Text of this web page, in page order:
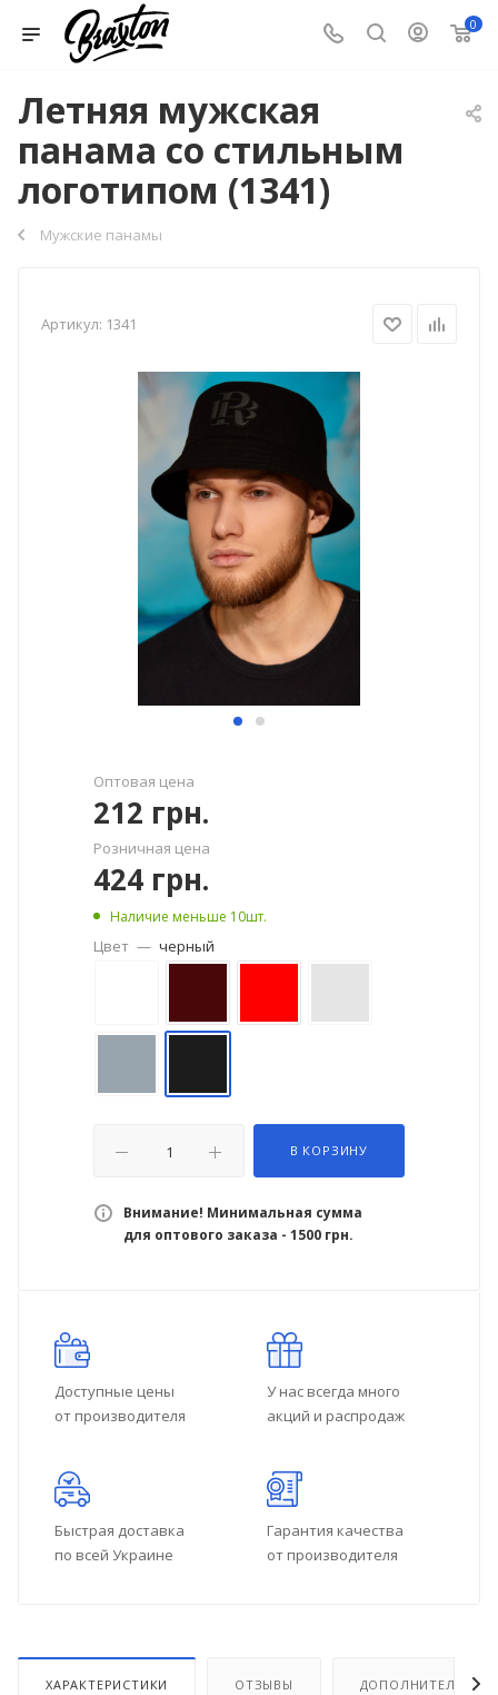
0
Летняя мужская
панама со стильным
логотипом (1341)
Мужские панамы
Артикул: 1341
Оптовая цена
212 грн.
Розничная цена
424 грн.
Наличие меньше 10шт.
Цвет — черный
В КОРЗИНУ
Внимание! Минимальная сумма
для оптового заказа - 1500 грн.
Доступные цены
от производителя
У нас всегда много
акций и распродаж
Быстрая доставка
по всей Украине
Гарантия качества
от производителя
ХАРАКТЕРИСТИКИ ОТЗЫВЫ ДОПОЛНИТЕЛЬНО